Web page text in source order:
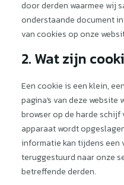
door derden waarmee wij
onderstaande document
van cookies op onze
2. Wat zijn
Een cookie is een klein,
pagina's van deze website
browser op de harde
apparaat wordt
informatie kan tijdens een
teruggestuurd naar onze
betreffende derden.